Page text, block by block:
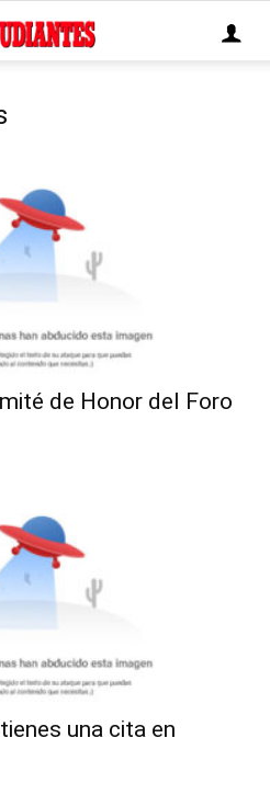
de Honor del Foro
una cita en